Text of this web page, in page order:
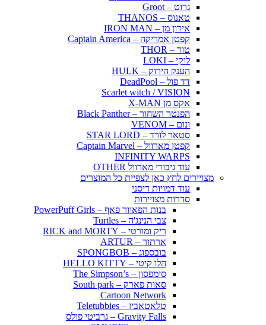
גרוט – Groot
טאנוס – THANOS
אירון מן – IRON MAN
קפטן אמריקה – Captain America
טור – THOR
לוקי – LOKI
הענק הירוק – HULK
דד פול – DeadPool
Scarlet witch / VISION
אקס מן X-MAN
הפנטר השחור – Black Panther
ונום – VENOM
סטאר לורד – STAR LORD
קפטן מארוול – Captain Marvel
INFINITY WARPS
עוד גיבורי מארוול OTHER
מצויירים לחץ כאן לצפיית כל המוצרים
עוד דמויות דיסני
סדרות מצויירות
בנות הפאוור פאף – PowerPuff Girls
צבי הנינג'ה – Turtles
ריק ומורטי – RICK and MORTY
ארתור – ARTUR
בובספוג – SPONGBOB
הלו קיטי – HELLO KITTY
סימפסון – The Simpson’s
סאות פארק – South park
Cartoon Network
טלאטאביז – Teletubbies
Gravity Falls – גרביטי פולס